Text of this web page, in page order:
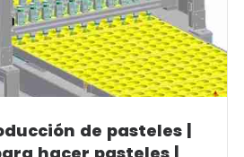
de pasteles |